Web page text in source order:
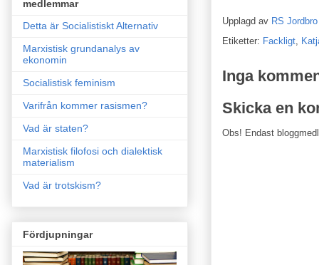
Upplagd av RS Jordbro
Etiketter: Fackligt
Inga
Skicka en
Obs! Endast
medlemmar
Detta är Socialistiskt Alternativ
Marxistisk grundanalys av
ekonomin
Socialistisk feminism
Varifrån kommer rasismen?
Vad är staten?
Marxistisk filofosi och dialektisk
materialism
Vad är trotskism?
Fördjupningar